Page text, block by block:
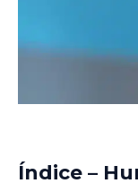
Índice –